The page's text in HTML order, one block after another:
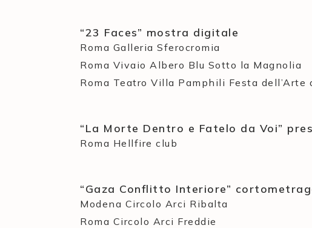
“23 Faces” mostra digitale
Roma Galleria Sferocromia
Roma Vivaio Albero Blu Sotto la Magnolia
Roma Teatro Villa Pamphili Festa dell’Arte
“La Morte Dentro e Fatelo da Voi”
Roma Hellfire club
“Gaza Conflitto Interiore”
Modena Circolo Arci Ribalta
Roma Circolo Arci Freddie